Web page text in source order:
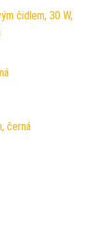
čidlem, 30 W,
černá